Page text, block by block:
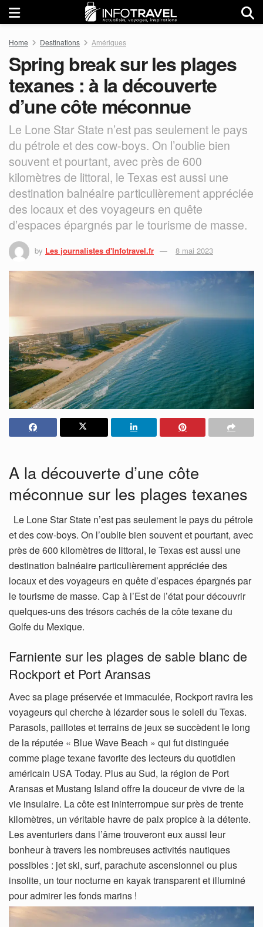
Home Destinations Amériques
Spring break sur les plages
texanes : à la découverte
d’une côte méconnue
Le Lone Star State n’est pas seulement le pays
du pétrole et des cow-boys. On l’oublie bien
souvent et pourtant, avec près de 600
kilomètres de littoral, le Texas est aussi une
destination balnéaire particulièrement appréciée
des locaux et des voyageurs en quête
d’espaces épargnés par le tourisme de masse.
by Les journalistes d'Infotravel.fr 8 mai 2023
A la découverte d’une côte
méconnue sur les plages texanes
Le Lone Star State n’est pas seulement le pays du pétrole
et des cow-boys. On l’oublie bien souvent et pourtant, avec
près de 600 kilomètres de littoral, le Texas est aussi une
destination balnéaire particulièrement appréciée des
locaux et des voyageurs en quête d’espaces épargnés par
le tourisme de masse. Cap à l’Est de l’état pour découvrir
quelques-uns des trésors cachés de la côte texane du
Golfe du Mexique.
Farniente sur les plages de sable blanc de
Rockport et Port Aransas
Avec sa plage préservée et immaculée, Rockport ravira les
voyageurs qui cherche à lézarder sous le soleil du Texas.
Parasols, paillotes et terrains de jeux se succèdent le long
de la réputée « Blue Wave Beach » qui fut distinguée
comme plage texane favorite des lecteurs du quotidien
américain USA Today. Plus au Sud, la région de Port
Aransas et Mustang Island offre la douceur de vivre de la
vie insulaire. La côte est ininterrompue sur près de trente
kilomètres, un véritable havre de paix propice à la détente.
Les aventuriers dans l’âme trouveront eux aussi leur
bonheur à travers les nombreuses activités nautiques
possibles : jet ski, surf, parachute ascensionnel ou plus
insolite, un tour nocturne en kayak transparent et illuminé
pour admirer les fonds marins !